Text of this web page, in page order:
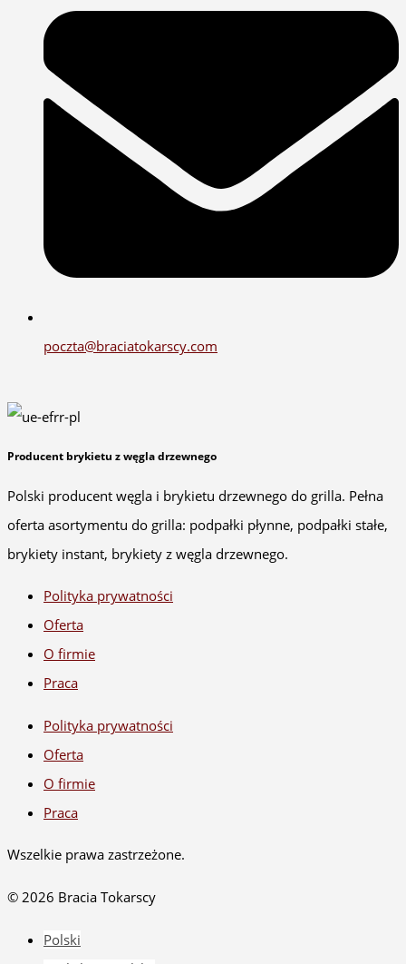
poczta@braciatokarscy.com
Producent brykietu z węgla drzewnego
Polski producent węgla i brykietu drzewnego do grilla. Pełna
oferta asortymentu do grilla: podpałki płynne, podpałki stałe,
brykiety instant, brykiety z węgla drzewnego.
Polityka prywatności
Oferta
O firmie
Praca
Polityka prywatności
Oferta
O firmie
Praca
Wszelkie prawa zastrzeżone.
© 2026 Bracia Tokarscy
Polski